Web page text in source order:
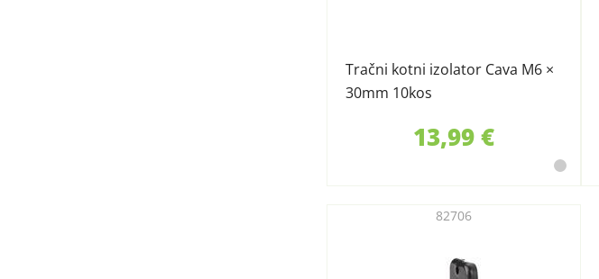
Tračni kotni izolator Cava M6 ×
30mm 10kos
13,99 €
82706